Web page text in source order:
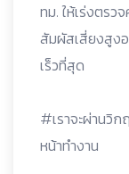
ทม. ให้เร่งตรว
สัมผัสเสี่ยงสูงอ
เร็วที่สุด
#เราจะผ่านวิ
หน้าทำงาน